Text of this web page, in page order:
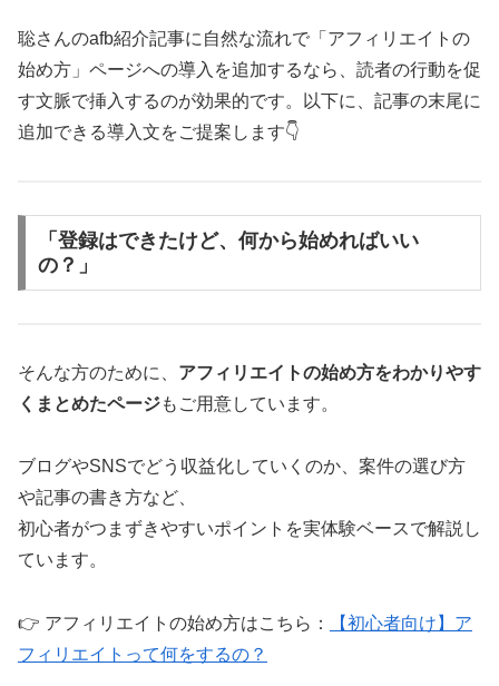
聡さんのafb紹介記事に自然な流れで「アフィリエイトの
始め方」ページへの導入を追加するなら、読者の行動を促
す文脈で挿入するのが効果的です。以下に、記事の末尾に
追加できる導入文をご提案します👇
「登録はできたけど、何から始めればいい
の？」
そんな方のために、 アフィリエイトの始め方をわかりやす
くまとめたページもご用意しています。
ブログやSNSでどう収益化していくのか、案件の選び方
や記事の書き方など、
初心者がつまずきやすいポイントを実体験ベースで解説し
ています。
👉 アフィリエイトの始め方はこちら：
【初心者向け】ア
フィリエイトって何をするの？